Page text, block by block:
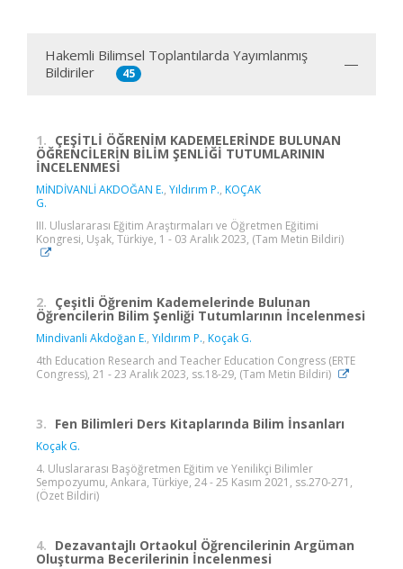
Hakemli Bilimsel Toplantılarda Yayımlanmış
Bildiriler
45
1. ÇEŞİTLİ ÖĞRENİM KADEMELERİNDE BULUNAN
ÖĞRENCİLERİN BİLİM ŞENLİĞİ TUTUMLARININ
İNCELENMESİ
MİNDİVANLİ AKDOĞAN E., Yıldırım P., KOÇAK
G.
III. Uluslararası Eğitim Araştırmaları ve Öğretmen Eğitimi
Kongresi, Uşak, Türkiye, 1 - 03 Aralık 2023, (Tam Metin Bildiri)
2. Çeşitli Öğrenim Kademelerinde Bulunan
Öğrencilerin Bilim Şenliği Tutumlarının İncelenmesi
Mindivanli Akdoğan E., Yıldırım P., Koçak G.
4th Education Research and Teacher Education Congress (ERTE
Congress), 21 - 23 Aralık 2023, ss.18-29, (Tam Metin Bildiri)
3. Fen Bilimleri Ders Kitaplarında Bilim İnsanları
Koçak G.
4. Uluslararası Başöğretmen Eğitim ve Yenilikçi Bilimler
Sempozyumu, Ankara, Türkiye, 24 - 25 Kasım 2021, ss.270-271,
(Özet Bildiri)
4. Dezavantajlı Ortaokul Öğrencilerinin Argüman
Oluşturma Becerilerinin İncelenmesi